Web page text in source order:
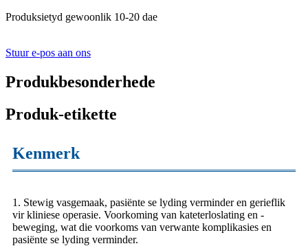
Produksietyd gewoonlik 10-20 dae
Stuur e-pos aan ons
Produkbesonderhede
Produk-etikette
Kenmerk
1. Stewig vasgemaak, pasiënte se lyding verminder en gerieflik
vir kliniese operasie. Voorkoming van kateterloslating en -
beweging, wat die voorkoms van verwante komplikasies en
pasiënte se lyding verminder.